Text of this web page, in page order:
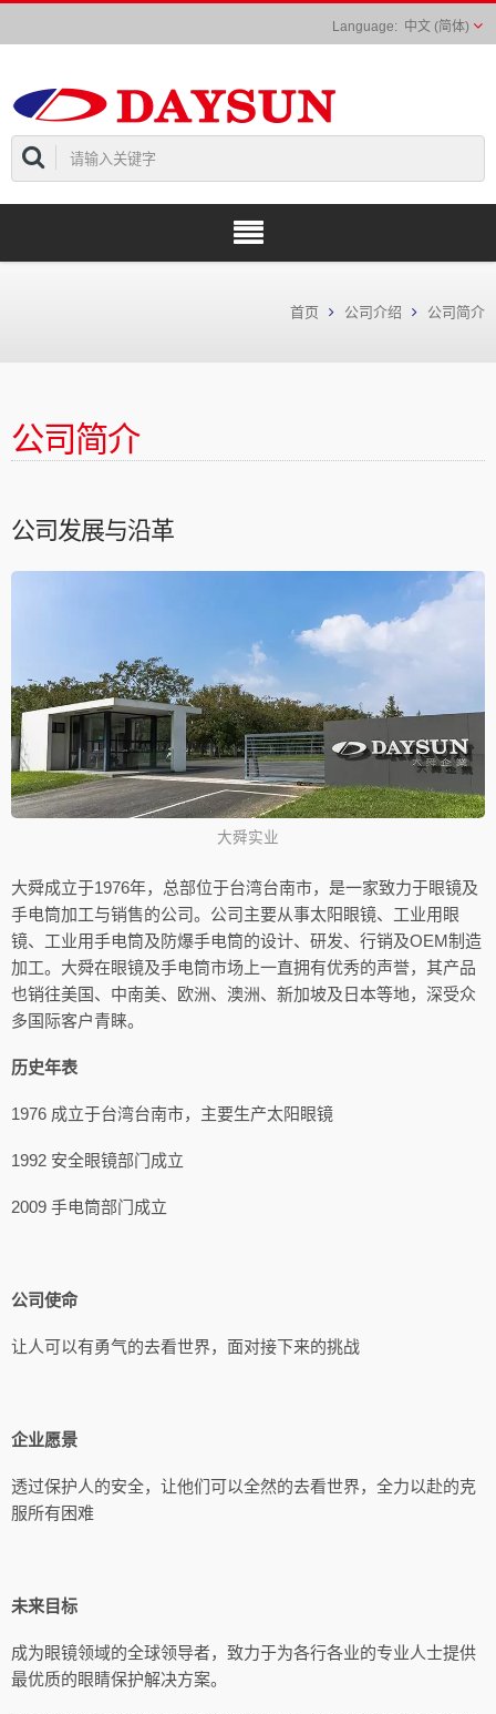
中文 (简体)
首页 公司介绍 公司简介
公司简介
公司发展与沿革
大舜实业
大舜成立于1976年，总部位于台湾台南市，是一家致力于眼镜及
手电筒加工与销售的公司。公司主要从事太阳眼镜、工业用眼
镜、工业用手电筒及防爆手电筒的设计、研发、行销及OEM制造
加工。大舜在眼镜及手电筒市场上一直拥有优秀的声誉，其产品
也销往美国、中南美、欧洲、澳洲、新加坡及日本等地，深受众
多国际客户青睐。
历史年表
1976 成立于台湾台南市，主要生产太阳眼镜
1992 安全眼镜部门成立
2009 手电筒部门成立
公司使命
让人可以有勇气的去看世界，面对接下来的挑战
企业愿景
透过保护人的安全，让他们可以全然的去看世界，全力以赴的克
服所有困难
未来目标
成为眼镜领域的全球领导者，致力于为各行各业的专业人士提供
最优质的眼睛保护解决方案。